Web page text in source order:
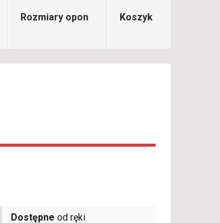
Rozmiary opon Koszyk
Dostępne od ręki